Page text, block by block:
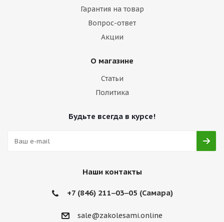
Гарантия на товар
Вопрос-ответ
Акции
О магазине
Статьи
Политика
Будьте всегда в курсе!
Наши контакты
+7 (846) 211‒03‒05 (Самара)
sale@zakolesami.online